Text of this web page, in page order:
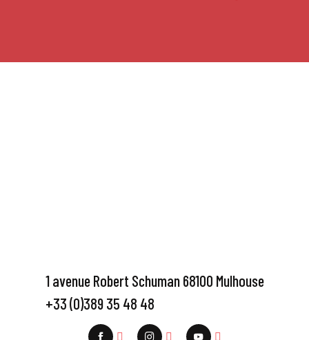
1 avenue Robert Schuman 68100 Mulhouse
+33 (0)389 35 48 48